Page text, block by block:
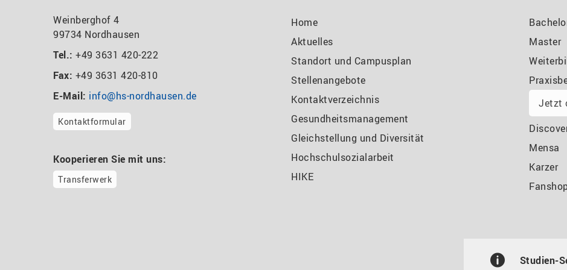
Weinberghof 4
99734 Nordhausen
Tel.: +49 3631 420-222
Fax: +49 3631 420-810
E-Mail: info@hs-nordhausen.de
Kontaktformular
Kooperieren Sie mit uns:
Transferwerk
Home
Aktuelles
Standort und Campusplan
Stellenangebote
Kontaktverzeichnis
Gesundheitsmanagement
Gleichstellung und Diversität
Hochschulsozialarbeit
HIKE
Master
Jetzt
Mensa
Karzer
Studien-